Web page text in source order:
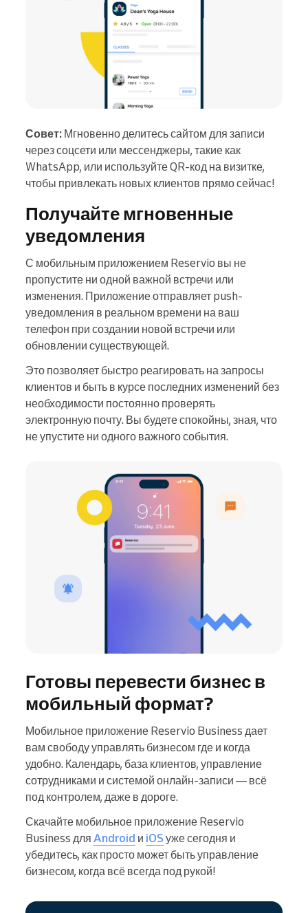
Совет: Мгновенно делитесь сайтом для записи
через соцсети или мессенджеры, такие как
WhatsApp, или используйте QR-код на визитке,
чтобы привлекать новых клиентов прямо сейчас!
Получайте мгновенные
уведомления
С мобильным приложением Reservio вы не
пропустите ни одной важной встречи или
изменения. Приложение отправляет push-
уведомления в реальном времени на ваш
телефон при создании новой встречи или
обновлении существующей.
Это позволяет быстро реагировать на запросы
клиентов и быть в курсе последних изменений без
необходимости постоянно проверять
электронную почту. Вы будете спокойны, зная, что
не упустите ни одного важного события.
Готовы перевести бизнес в
мобильный формат?
Мобильное приложение Reservio Business дает
вам свободу управлять бизнесом где и когда
удобно. Календарь, база клиентов, управление
сотрудниками и системой онлайн-записи — всё
под контролем, даже в дороге.
Скачайте мобильное приложение Reservio
Business для Android и iOS уже сегодня и
убедитесь, как просто может быть управление
бизнесом, когда всё всегда под рукой!